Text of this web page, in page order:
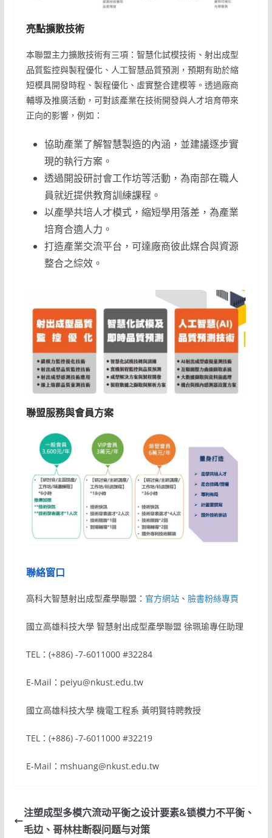
亮點擴散技術
本聯盟主力擴散技術有三項：智慧化試模技術、射出成型
品質監控與製程優化、人工智慧品質預測，預期有助於縮
短模具開發時程、製程優化、虛實整合建模等。透過廠商
輔導及推廣活動，可對該產業在技術開發與人才培育帶來
正向的影響，例如：
協助產業了解智慧製造的內涵，並建議逐步實
現的執行方案。
透過開設研討會工作坊等活動，為南部在職人
員就近提供教育訓練課程。
以產學共培人才模式，縮短學用落差，為產業
培育合適人力。
打造產業交流平台，可達廠商彼此媒合與資源
整合之綜效。
聯盟服務與會員方案
聯絡窗口
高科大智慧射出成型產學聯盟： 官方網站、 臉書粉絲專頁
國立高雄科技大學 智慧射出成型產學聯盟 徐珮瑜專任助理
TEL：(+886) -7-6011000 #32284
E-Mail：peiyu@nkust.edu.tw
國立高雄科技大學 機電工程系 黃明賢特聘教授
TEL：(+886) -7-6011000 #32219
E-Mail：mshuang@nkust.edu.tw
注塑成型多模穴流动平衡之设计要素&锁模力不平衡、
毛边、哥林柱断裂问题与对策